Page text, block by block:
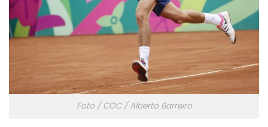
Foto / COC / Alberto Barreiro